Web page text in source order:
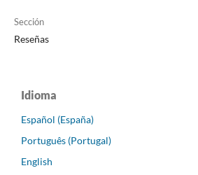
Sección
Reseñas
Idioma
Español (España)
Português (Portugal)
English